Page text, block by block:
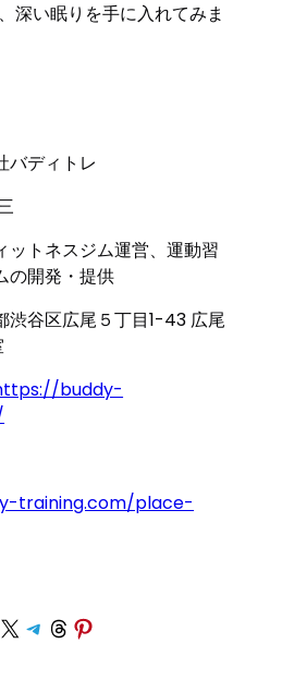
深い眠りを手に入れてみま
バディトレ
ットネスジム運営、運動習
の開発・提供
渋谷区広尾５丁目1-43 広尾
buddy-
training.com/place-
on Facebook
Share on X Share on Telegram
Share on Threads
Share on Pinterest